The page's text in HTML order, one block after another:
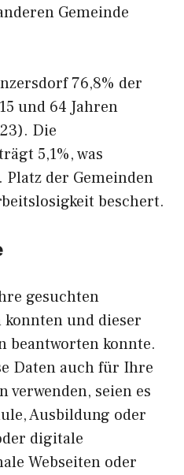
Gemeinde
76,8% der
und 64 Jahren
Die
5,1%, was
der Gemeinden
beschert.
gesuchten
und dieser
beantworten konnte.
Daten auch für Ihre
verwenden, seien es
Ausbildung oder
digitale
Webseiten oder